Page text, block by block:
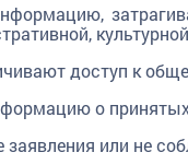
доступ к
о
или не